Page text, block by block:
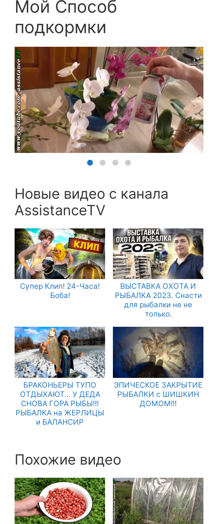
Мой Способ
подкормки
Новые видео с канала
AssistanceTV
Супер Клип! 24-Часа!
Боба!
ВЫСТАВКА ОХОТА И
РЫБАЛКА 2023. Снасти
для рыбалки не не
только.
БРАКОНЬЕРЫ ТУПО
ОТДЫХАЮТ… У ДЕДА
СНОВА ГОРА РЫБЫ!!!
РЫБАЛКА на ЖЕРЛИЦЫ
и БАЛАНСИР
ЭПИЧЕСКОЕ ЗАКРЫТИЕ
РЫБАЛКИ с ШИШКИН
ДОМОМ!!!
Похожие видео